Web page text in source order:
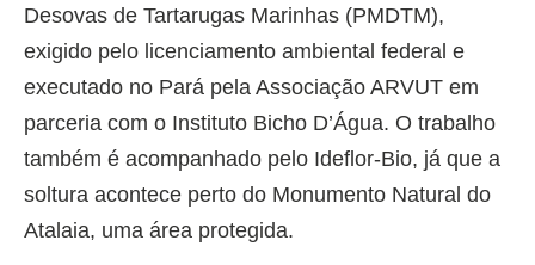
Desovas de Tartarugas Marinhas (PMDTM),
exigido pelo licenciamento ambiental federal e
executado no Pará pela Associação ARVUT em
parceria com o Instituto Bicho D’Água. O trabalho
também é acompanhado pelo Ideflor-Bio, já que a
soltura acontece perto do Monumento Natural do
Atalaia, uma área protegida.